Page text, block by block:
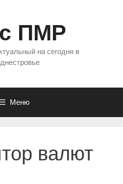
ПМР
на сегодня в
Меню
валют